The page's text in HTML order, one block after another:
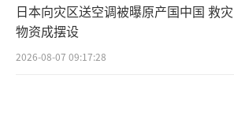
日本向灾区送空调被曝原产国中国 救灾
物资成摆设
2026-08-07 09:17:28